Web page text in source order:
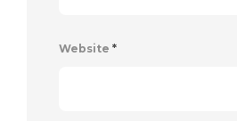
Website *